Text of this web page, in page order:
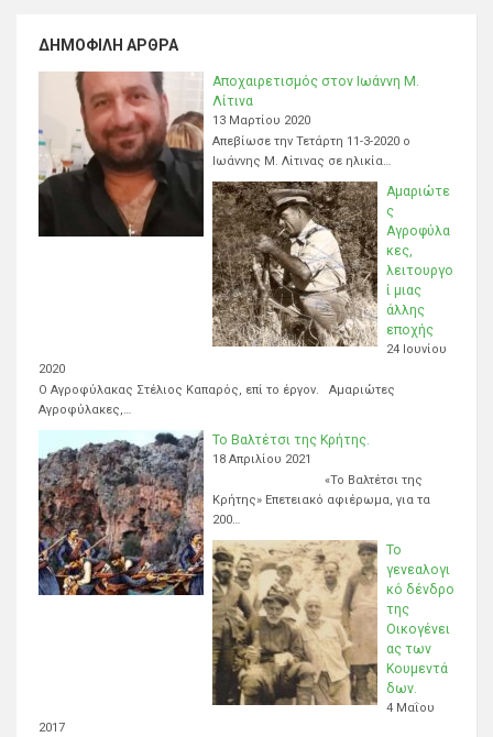
ΔΗΜΟΦΙΛΉ ΆΡΘΡΑ
Αποχαιρετισμός στον Ιωάννη Μ.
Λίτινα
13 Μαρτίου 2020
Απεβίωσε την Τετάρτη 11-3-2020 ο
Ιωάννης Μ. Λίτινας σε ηλικία…
Αμαριώτε
ς
Αγροφύλα
κες,
λειτουργο
ί μιας
άλλης
εποχής
24 Ιουνίου
2020
Ο Αγροφύλακας Στέλιος Καπαρός, επί το έργον. Αμαριώτες
Αγροφύλακες,…
Το Βαλτέτσι της Κρήτης.
18 Απριλίου 2021
«Το Βαλτέτσι της
Κρήτης» Επετειακό αφιέρωμα, για τα
200…
Το
γενεαλογι
κό δένδρο
της
Οικογένει
ας των
Κουμεντά
δων.
4 Μαΐου
2017